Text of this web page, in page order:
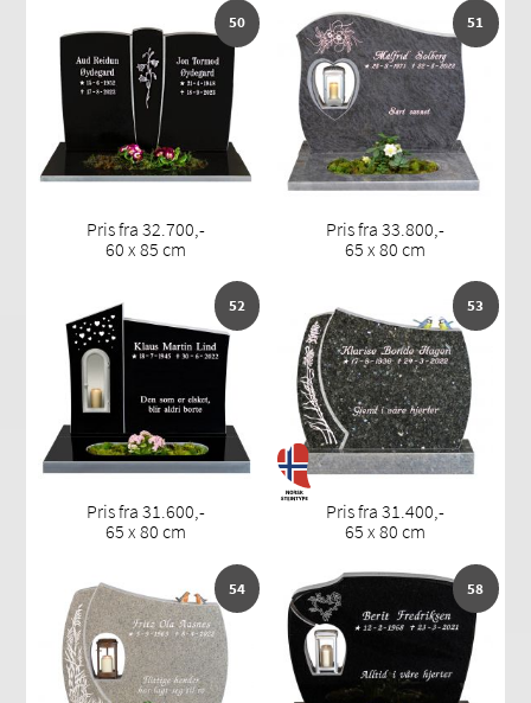
50
Pris fra 32.700,-
60 x 85 cm
51
Pris fra 33.800,-
65 x 80 cm
52
Pris fra 31.600,-
65 x 80 cm
53
Pris fra 31.400,-
65 x 80 cm
54 58